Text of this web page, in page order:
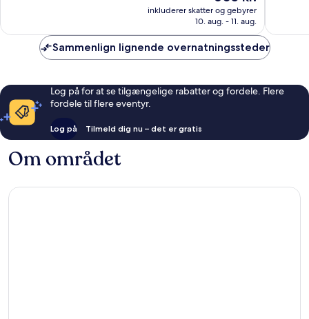
anmeldelser
605 kr.
inkluderer skatter og gebyrer
10. aug. - 11. aug.
Derby
Sammenlign lignende overnatningssteder
Log på for at se tilgængelige rabatter og fordele. Flere
fordele til flere eventyr.
Log på Tilmeld dig nu – det er gratis
Om området